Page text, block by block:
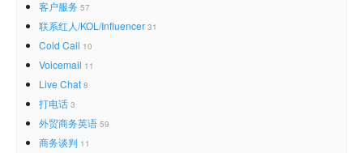
客户服务 57
联系红人/KOL/Influencer 31
Cold Call 10
Voicemail 11
Live Chat 8
打电话 3
外贸商务英语 59
商务谈判 11